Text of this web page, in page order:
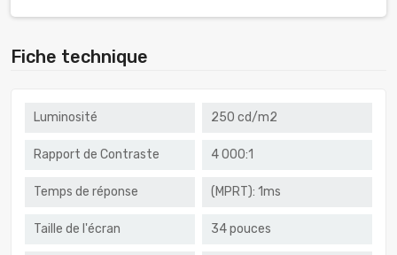
Fiche technique
Luminosité 250 cd/m2
Rapport de Contraste 4 000:1
Temps de réponse (MPRT): 1ms
Taille de l'écran 34 pouces